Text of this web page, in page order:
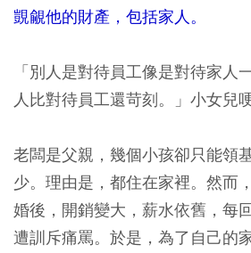
覬覦他的財產，包括家人。
「別人是對待員工像是對待家人
人比對待員工還苛刻。」小女兒
老闆是父親，幾個小孩卻只能領
少。理由是，都住在家裡。然而
婚後，開銷變大，薪水依舊，每
遭訓斥痛罵。於是，為了自己的